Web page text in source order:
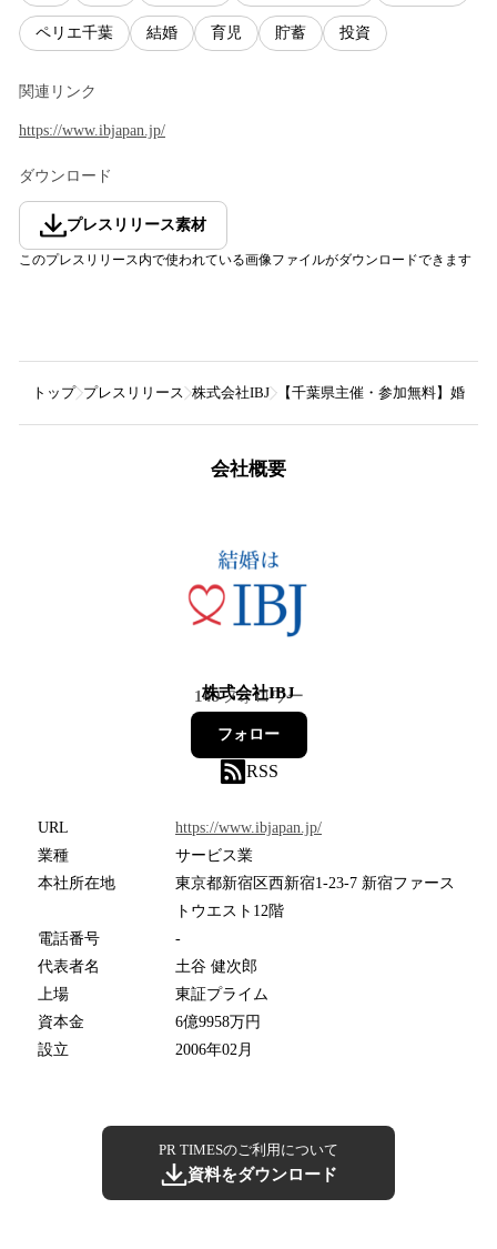
ペリエ千葉 結婚 育児 貯蓄 投資
関連リンク
https://www.ibjapan.jp/
ダウンロード
プレスリリース素材
このプレスリリース内で使われている画像ファイルがダウンロードできます
トップ プレスリリース 株式会社IBJ 【千葉県主催・参加無料】婚活
会社概要
株式会社IBJ
149フォロワー
フォロー
RSS
URL
https://www.ibjapan.jp/
業種
サービス業
本社所在地
東京都新宿区西新宿1-23-7 新宿ファース
トウエスト12階
電話番号
-
代表者名
土谷 健次郎
上場
東証プライム
資本金
6億9958万円
設立
2006年02月
PR TIMESのご利用について
資料をダウンロード